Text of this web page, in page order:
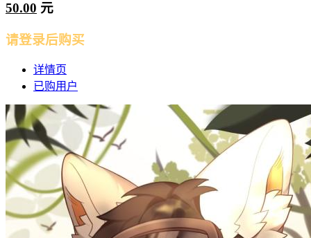
50.00 元
请登录后购买
详情页
已购用户